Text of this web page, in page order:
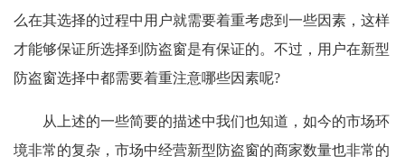
么在其选择的过程中用户就需要着重考虑到一些因素，这样
才能够保证所选择到防盗窗是有保证的。不过，用户在新型
防盗窗选择中都需要着重注意哪些因素呢?
从上述的一些简要的描述中我们也知道，如今的市场环
境非常的复杂，市场中经营新型防盗窗的商家数量也非常的